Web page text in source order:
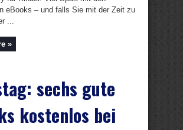
eBooks – und falls Sie mit der Zeit zu
...
»
sechs gute
kostenlos bei